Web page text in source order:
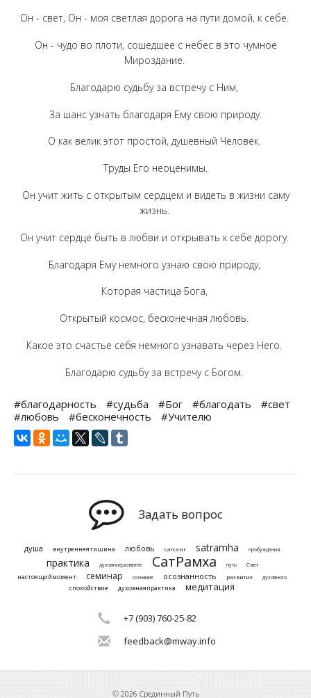
Он - свет, Он - моя светлая дорога на пути домой, к себе.
Он - чудо во плоти, сошедшее с небес в это чумное
Мироздание.
Благодарю судьбу за встречу с Ним,
За шанс узнать благодаря Ему свою природу.
О как велик этот простой, душевный Человек.
Труды Его неоценимы.
Он учит жить с открытым сердцем и видеть в жизни саму
жизнь.
Он учит сердце быть в любви и открывать к себе дорогу.
Благодаря Ему немного узнаю свою природу,
Которая частица Бога,
Открытый космос, бесконечная любовь.
Какое это счастье себя немного узнавать через Него.
Благодарю судьбу за встречу с Богом.
#благодарность #судьба #Бог #благодать
#свет
#любовь
#бесконечность #Учителю
Задать вопрос
душа внутренняятишина любовь сатсанг satramha пробуждения
практика духовноеразвитие СатРамха путь Свет
настоящиймомент семинар сознание осознанность развитие духовного
спокойствие духовнаяпрактика медитация
+7 (903) 760-25-82
feedback@mway.info
© 2026 Срединный Путь